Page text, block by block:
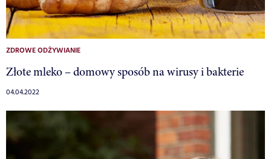
ZDROWE ODŻYWIANIE
Złote mleko – domowy sposób na wirusy i bakterie
04.04.2022